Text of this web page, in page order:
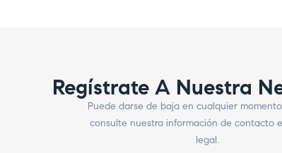
Regístrate A Nuestra
Puede darse de baja en cualquier
consulte nuestra información de contacto
legal.